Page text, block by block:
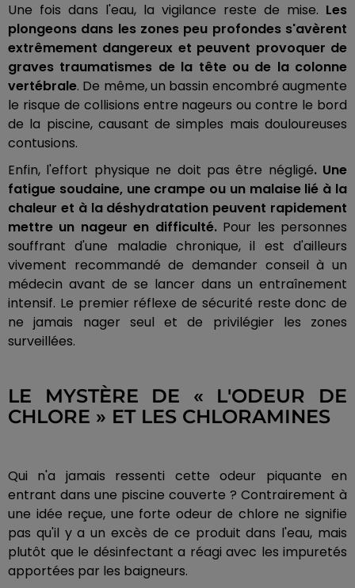
Une fois dans l'eau, la vigilance reste de mise. Les
plongeons dans les zones peu profondes s'avèrent
extrêmement dangereux et peuvent provoquer de
graves traumatismes de la tête ou de la colonne
vertébrale. De même, un bassin encombré augmente
le risque de collisions entre nageurs ou contre le bord
de la piscine, causant de simples mais douloureuses
contusions.
Enfin, l'effort physique ne doit pas être négligé. Une
fatigue soudaine, une crampe ou un malaise lié à la
chaleur et à la déshydratation peuvent rapidement
mettre un nageur en difficulté.Pour les personnes
souffrant d'une maladie chronique, il est d'ailleurs
vivement recommandé de demander conseil à un
médecin avant de se lancer dans un entraînement
intensif. Le premier réflexe de sécurité reste donc de
ne jamais nager seul et de privilégier les zones
surveillées.
LE MYSTÈRE DE « L'ODEUR DE
CHLORE » ET LES CHLORAMINES
Qui n'a jamais ressenti cette odeur piquante en
entrant dans une piscine couverte ? Contrairement à
une idée reçue, une forte odeur de chlore ne signifie
pas qu'il y a un excès de ce produit dans l'eau, mais
plutôt que le désinfectant a réagi avec les impuretés
apportées par les baigneurs.